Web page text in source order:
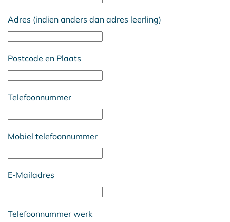
Adres (indien anders dan adres leerling)
Postcode en Plaats
Telefoonnummer
Mobiel telefoonnummer
E-Mailadres
Telefoonnummer werk